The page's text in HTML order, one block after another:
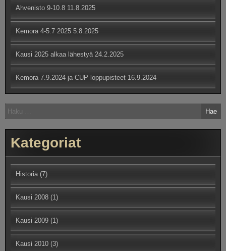
Ahvenisto 9-10.8 11.8.2025
Kemora 4-5.7 2025 5.8.2025
Kausi 2025 alkaa lähestyä 24.2.2025
Kemora 7.9.2024 ja CUP loppupisteet 16.9.2024
Haku:
Kategoriat
Historia (7)
Kausi 2008 (1)
Kausi 2009 (1)
Kausi 2010 (3)